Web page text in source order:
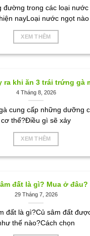
đường trong các loại nước
nayLoại nước ngọt nào
XEM THÊM
ra khi ăn 3 trái trứng gà
4 Tháng 8, 2026
cung cấp những dưỡng
cơ thể?Điều gì sẽ xảy
XEM THÊM
đất là gì? Mua ở đâu?
29 Tháng 7, 2026
đất là gì?Củ sâm đất
thế nào?Cách chọn